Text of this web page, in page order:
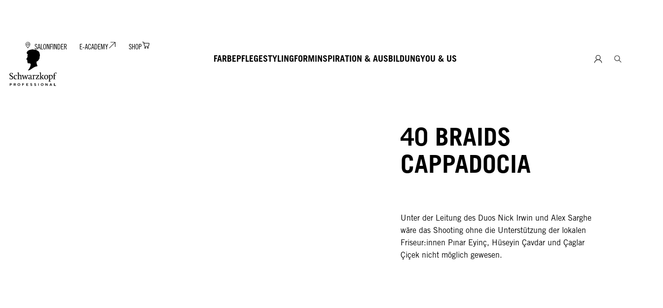
FARBEPFLEGESTYLINGFORMINSPIRATION & AUSBILDUNGYOU & US
SALONFINDER E-ACADEMY SHOP
40 BRAIDS
CAPPADOCIA
Unter der Leitung des Duos Nick Irwin und Alex Sarghe
wäre das Shooting ohne die Unterstützung der lokalen
Friseur:innen Pınar Eyinç, Hüseyin Çavdar und Çaglar
Çiçek nicht möglich gewesen.